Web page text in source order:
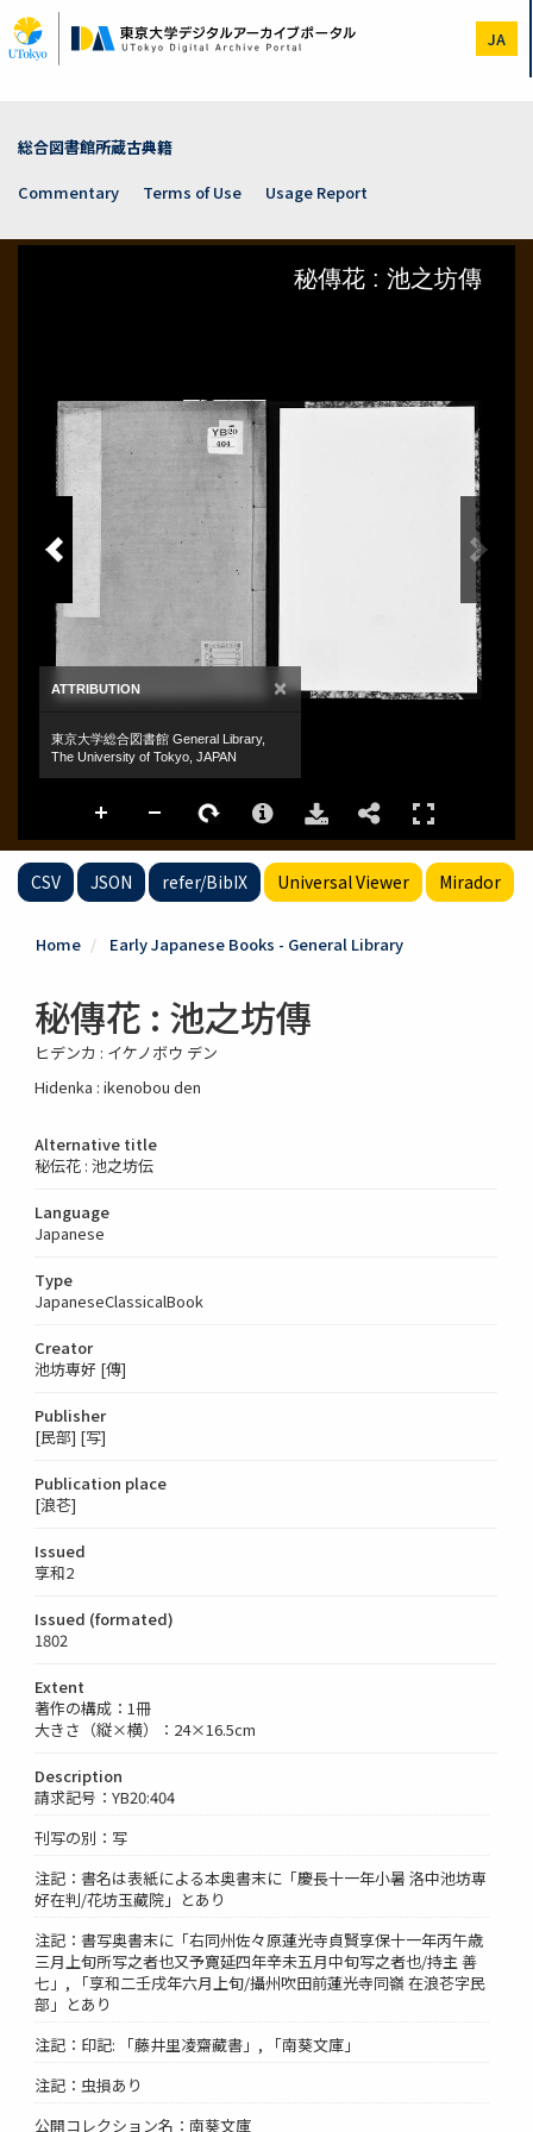
to
main
JA
総合図書館所蔵古典籍
Commentary
Terms of Use Usage Report
CSV JSON refer/BibIX Universal Viewer Mirador
Home Early Japanese Books - General Library
秘傳花 : 池之坊傳
ヒデンカ : イケノボウ デン
Hidenka : ikenobou den
Alternative title
秘伝花 : 池之坊伝
Language
Japanese
Type
JapaneseClassicalBook
Creator
池坊専好 [傳]
Publisher
[民部] [写]
Publication place
[浪芲]
Issued
享和2
Issued (formated)
1802
Extent
著作の構成：1冊
大きさ（縦×横）：24×16.5cm
Description
請求記号：YB20:404
刊写の別：写
注記：書名は表紙による本奥書末に「慶長十一年小暑 洛中池坊専
好在判/花坊玉藏院」とあり
注記：書写奥書末に「右同州佐々原蓮光寺貞賢享保十一年丙午歳
三月上旬所写之者也又予寛延四年辛未五月中旬写之者也/持主 善
七」, 「享和二壬戌年六月上旬/攝州吹田前蓮光寺同嶺 在浪芲字民
部」とあり
注記：印記: 「藤井里凌齋藏書」, 「南葵文庫」
注記：虫損あり
公開コレクション名：南葵文庫